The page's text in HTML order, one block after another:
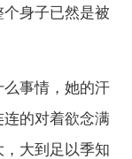
身子已然是被
事情，她的汗
的对着欲念满
大到足以季知